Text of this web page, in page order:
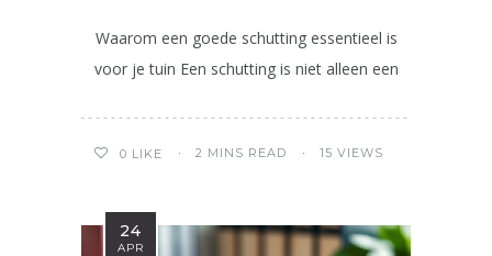
Waarom een goede schutting essentieel is
voor je tuin Een schutting is niet alleen een
0 LIKE 2 MINS READ 15 VIEWS
24
APR